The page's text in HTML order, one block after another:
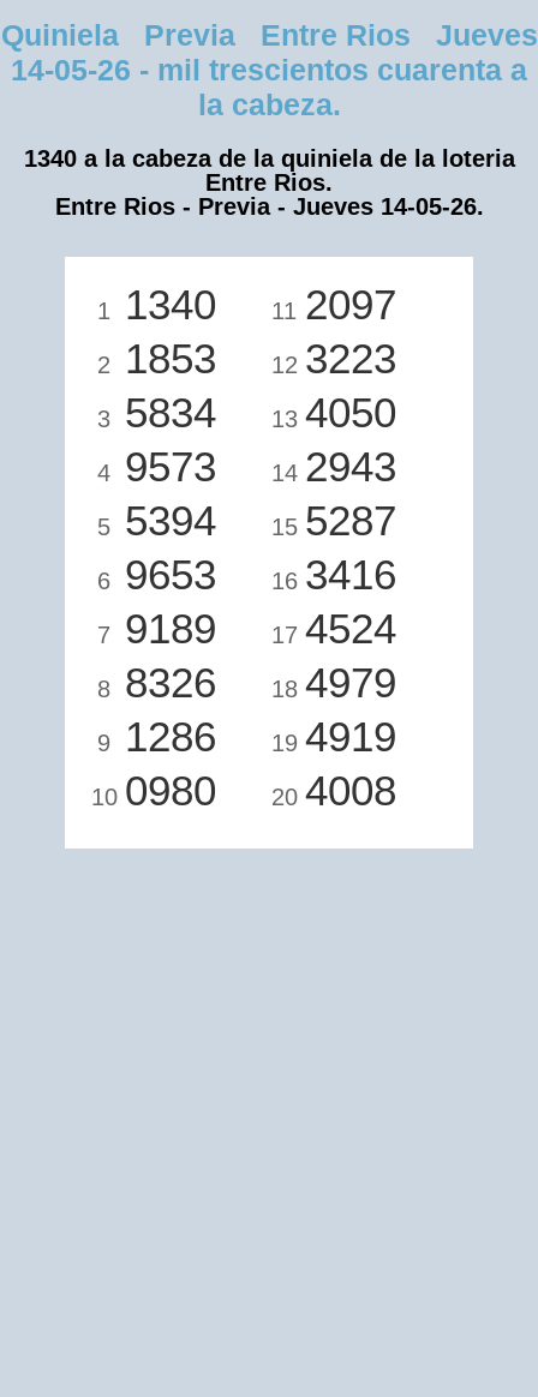
Quiniela Previa Entre Rios Jueves
14-05-26 - mil trescientos cuarenta a
la cabeza.
1340 a la cabeza de la quiniela de la loteria
Entre Rios.
Entre Rios - Previa - Jueves 14-05-26.
1 1340
2 1853
3 5834
4 9573
5 5394
6 9653
7 9189
8 8326
9 1286
10 0980
11 2097
12 3223
13 4050
14 2943
15 5287
16 3416
17 4524
18 4979
19 4919
20 4008